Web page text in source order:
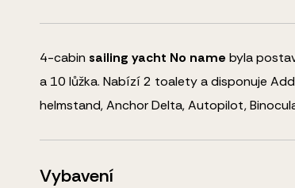
4-cabin sailing yacht No name byla
a 10 lůžka. Nabízí 2 toalety a disponuje
helmstand, Anchor Delta, Autopilot,
Vybavení